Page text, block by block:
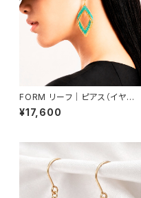
FORM リーフ｜ピアス（イヤリ
ング交換可）
¥17,600